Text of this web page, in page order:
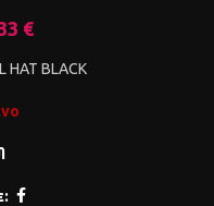
€
HAT BLACK